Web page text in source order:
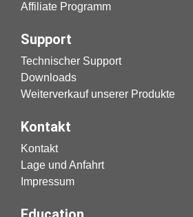
Affiliate Programm
Support
Technischer Support
Downloads
Weiterverkauf unserer Produkte
Kontakt
Kontakt
Lage und Anfahrt
Impressum